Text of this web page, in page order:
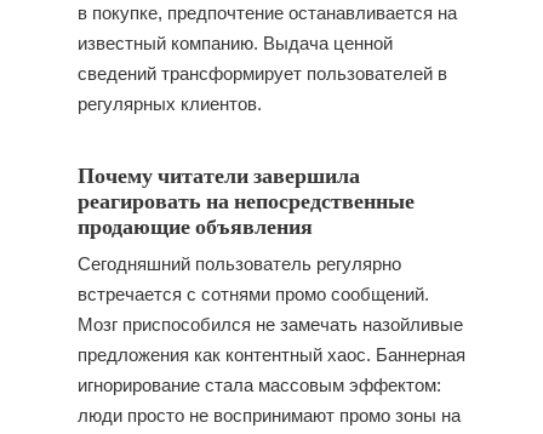
в покупке, предпочтение останавливается на
известный компанию. Выдача ценной
сведений трансформирует пользователей в
регулярных клиентов.
Почему читатели завершила
реагировать на непосредственные
продающие объявления
Сегодняшний пользователь регулярно
встречается с сотнями промо сообщений.
Мозг приспособился не замечать назойливые
предложения как контентный хаос. Баннерная
игнорирование стала массовым эффектом:
люди просто не воспринимают промо зоны на